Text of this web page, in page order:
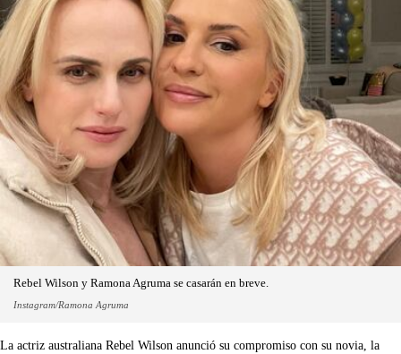
Rebel Wilson y Ramona Agruma se casarán en breve.
Instagram/Ramona Agruma
La actriz australiana Rebel Wilson anunció su compromiso con su novia, la